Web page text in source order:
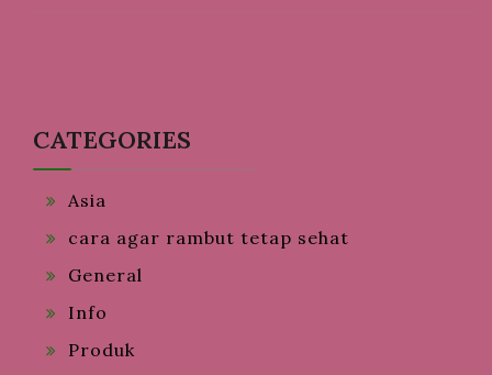
CATEGORIES
Asia
cara agar rambut tetap sehat
General
Info
Produk